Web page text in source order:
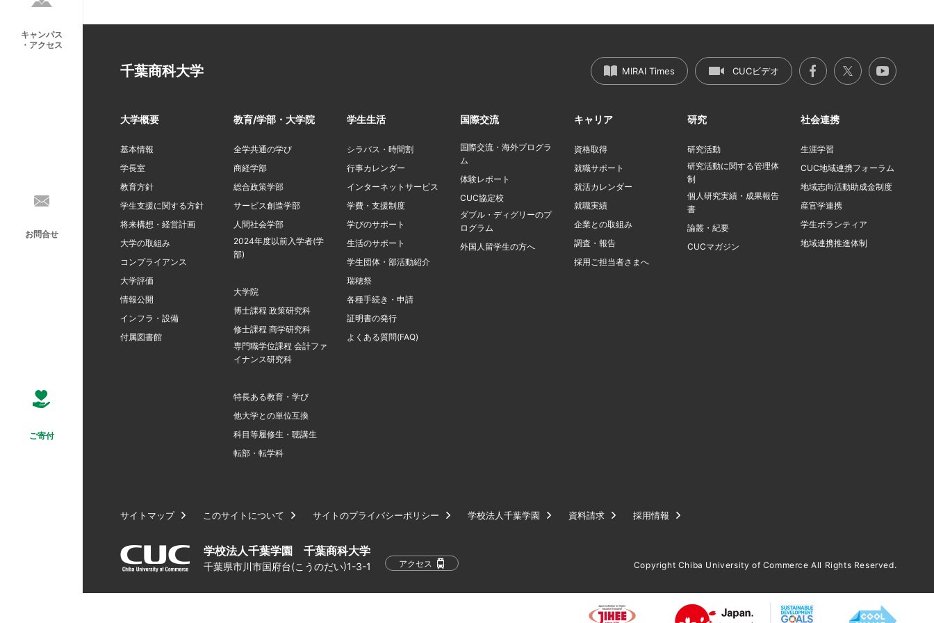
千葉商科大学 MIRAI Times CUCビデオ
大学概要
基本情報
学長室
教育方針
学生支援に関する方針
将来構想・経営計画
大学の取組み
コンプライアンス
大学評価
情報公開
インフラ・設備
付属図書館
教育/学部・大学院
全学共通の学び
商経学部
総合政策学部
サービス創造学部
人間社会学部
2024年度以前入学者(学
部)
大学院
博士課程 政策研究科
修士課程 商学研究科
専門職学位課程 会計ファ
イナンス研究科
特長ある教育・学び
他大学との単位互換
科目等履修生・聴講生
転部・転学科
学生生活
シラバス・時間割
行事カレンダー
インターネットサービス
学費・支援制度
学びのサポート
生活のサポート
学生団体・部活動紹介
瑞穂祭
各種手続き・申請
証明書の発行
よくある質問(FAQ)
国際交流
国際交流・海外プログラ
ム
体験レポート
CUC協定校
ダブル・ディグリーのプ
ログラム
外国人留学生の方へ
キャリア
資格取得
就職サポート
就活カレンダー
就職実績
企業との取組み
調査・報告
採用ご担当者さまへ
研究
研究活動
研究活動に関する管理体
制
個人研究実績・成果報告
書
論叢・紀要
CUCマガジン
社会連携
生涯学習
CUC地域連携フォーラム
地域志向活動助成金制度
産官学連携
学生ボランティア
地域連携推進体制
サイトマップ このサイトについて サイトのプライバシーポリシー 学校法人千葉学園 資料請求 採用情報
学校法人千葉学園 千葉商科大学
千葉県市川市国府台(こうのだい)1-3-1 アクセス Copyright Chiba University of Commerce All Rights Reserved.
キャンパス
・アクセス
お問合せ
ご寄付